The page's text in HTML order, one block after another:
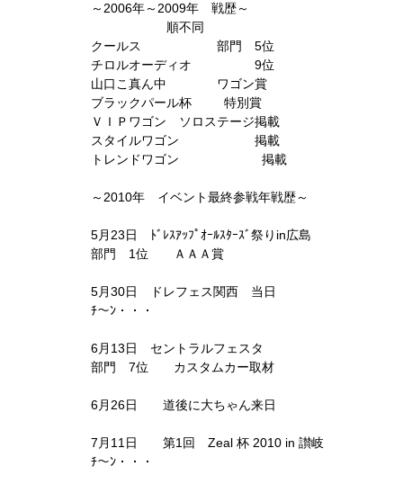
～2006年～2009年 戦歴～
順不同
クールス 部門 5位
チロルオーディオ 9位
山口こ真ん中 ワゴン賞
ブラックパール杯 特別賞
ＶＩＰワゴン ソロステージ掲載
スタイルワゴン 掲載
トレンドワゴン 掲載
～2010年 イベント最終参戦年戦歴～
5月23日 ﾄﾞﾚｽｱｯﾌﾟｵｰﾙｽﾀｰｽﾞ祭りin広島
部門 1位 ＡＡＡ賞
5月30日 ドレフェス関西 当日
ﾁ～ﾝ・・・
6月13日 セントラルフェスタ
部門 7位 カスタムカー取材
6月26日 道後に大ちゃん来日
7月11日 第1回 Zeal 杯 2010 in 讃岐
ﾁ～ﾝ・・・